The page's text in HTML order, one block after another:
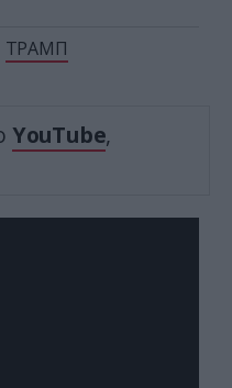
ΤΡΑΜΠ
YouTube,